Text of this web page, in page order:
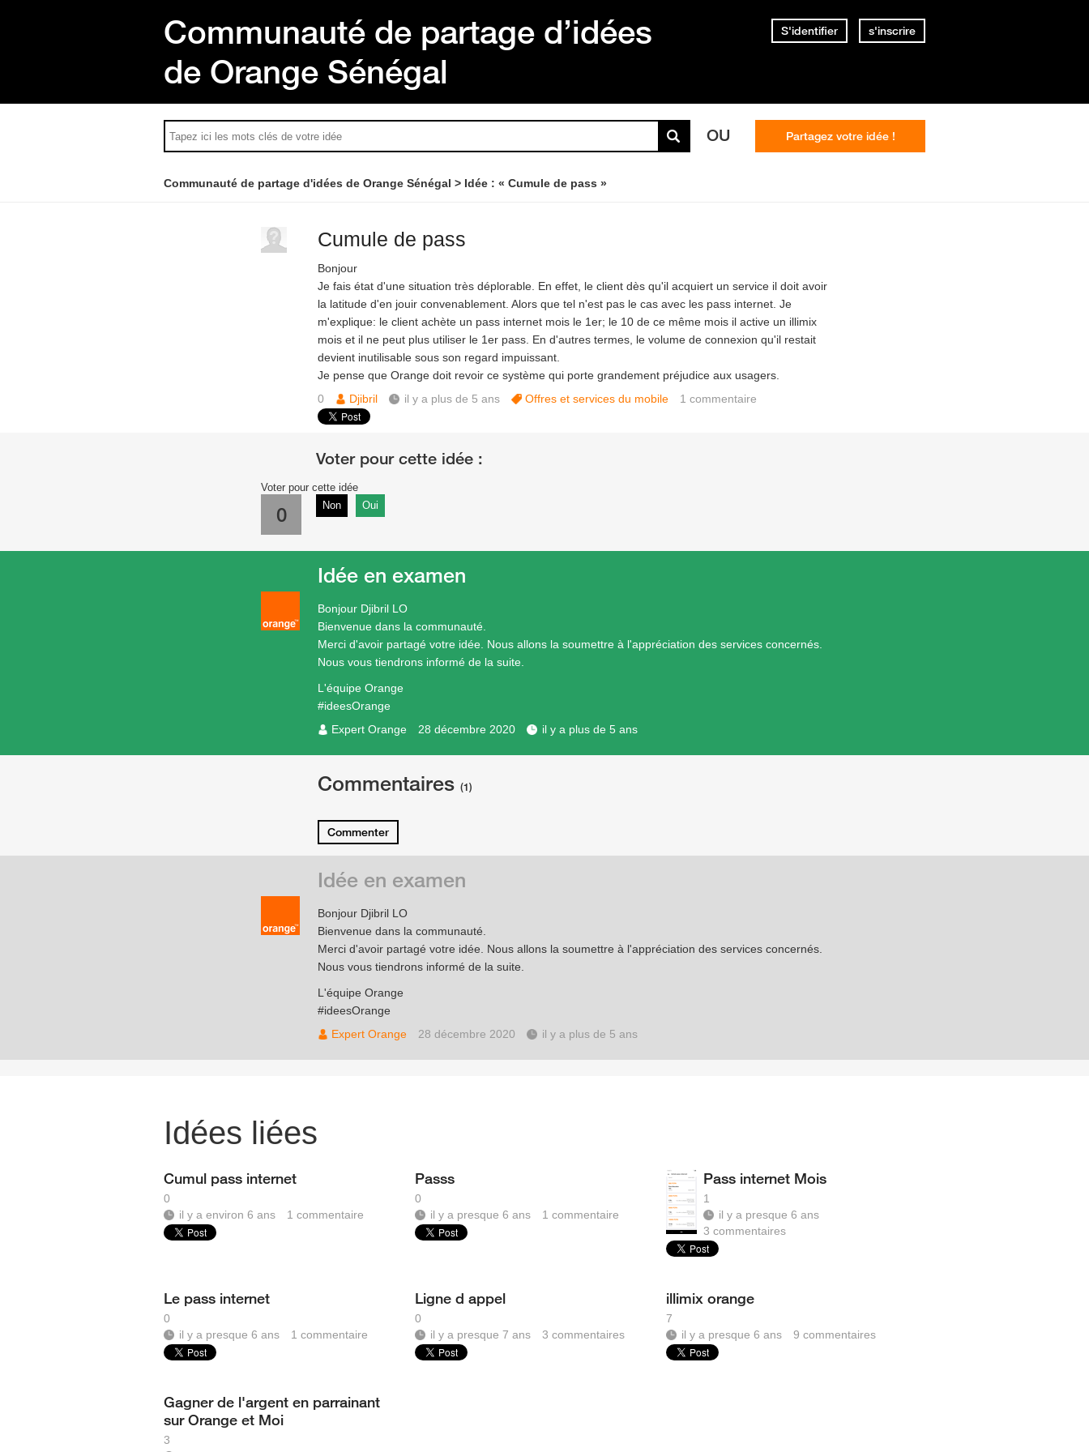
Communauté de partage d’idées
de Orange Sénégal
S'identifier s'inscrire
OU Partagez votre idée !
Communauté de partage d'idées de Orange Sénégal Idée : « Cumule de pass »
Cumule de pass
Bonjour
Je fais état d'une situation très déplorable. En effet, le client dès qu'il acquiert un service il doit avoir
la latitude d'en jouir convenablement. Alors que tel n'est pas le cas avec les pass internet. Je
m'explique: le client achète un pass internet mois le 1er; le 10 de ce même mois il active un illimix
mois et il ne peut plus utiliser le 1er pass. En d'autres termes, le volume de connexion qu'il restait
devient inutilisable sous son regard impuissant.
Je pense que Orange doit revoir ce système qui porte grandement préjudice aux usagers.
0
Djibril il y a plus de 5 ans Offres et services du mobile 1 commentaire
Voter pour cette idée
0 Non Oui
Bonjour Djibril LO
Bienvenue dans la communauté.
Merci d'avoir partagé votre idée. Nous allons la soumettre à l'appréciation des services concernés.
Nous vous tiendrons informé de la suite.
L'équipe Orange
#ideesOrange
Expert Orange
28 décembre 2020 il y a plus de 5 ans
Idée en examen
Commentaires (1)
Commenter
Bonjour Djibril LO
Bienvenue dans la communauté.
Merci d'avoir partagé votre idée. Nous allons la soumettre à l'appréciation des services concernés.
Nous vous tiendrons informé de la suite.
L'équipe Orange
#ideesOrange
Expert Orange
28 décembre 2020 il y a plus de 5 ans
Idée en examen
Idées liées
Cumul pass internet
0
il y a environ 6 ans
1 commentaire
Passs
0
il y a presque 6 ans
1commentaire
Pass internet Mois
1
il y a presque 6 ans
3commentaires
Le pass internet
0
il y a presque 6 ans
1 commentaire
Ligne d appel
0
il y a presque 7 ans
3commentaires
illimix orange
7
il y a presque 6 ans
9commentaires
Gagner de l'argent en parrainant
sur Orange et Moi
3